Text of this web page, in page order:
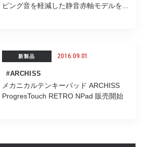
ピング音を軽減した静音赤軸モデルを...
新製品 2016.09.01
#ARCHISS
メカニカルテンキーパッド ARCHISS
ProgresTouch RETRO NPad 販売開始